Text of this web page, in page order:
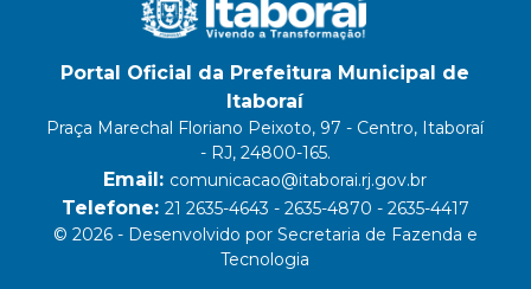
Portal Oficial da Prefeitura Municipal de
Itaboraí
Praça Marechal Floriano Peixoto, 97 - Centro, Itaboraí
- RJ, 24800-165.
Email: comunicacao@itaborai.rj.gov.br
Telefone: 21 2635-4643 - 2635-4870 - 2635-4417
© 2026 - Desenvolvido por Secretaria de Fazenda e
Tecnologia